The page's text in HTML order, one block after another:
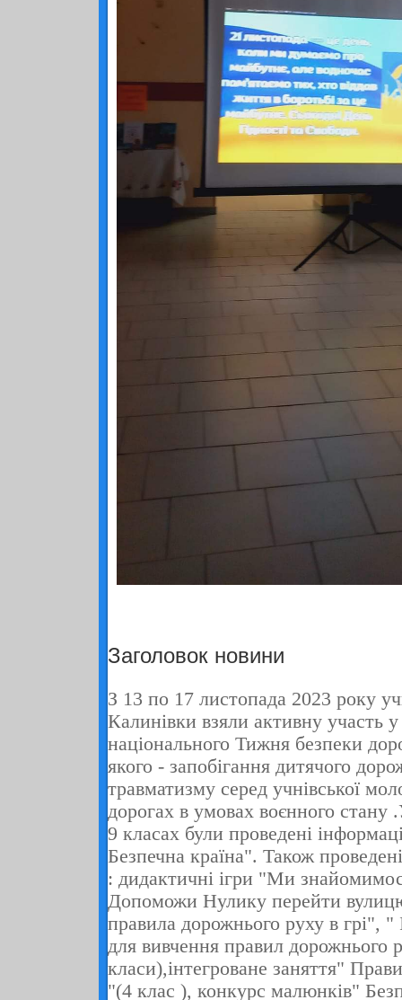
Заголовок новини
З 13 по 17 листопада 2023 року
Калинівки взяли активну участь у
національного Тижня безпеки
якого - запобігання дитячого
травматизму серед учнівської
дорогах в умовах воєнного
9 класах були проведені
Безпечна країна". Також
: дидактичні ігри "Ми
Допоможи Нулику перейти
правила дорожнього руху в грі", "
для вивчення правил дорожнього
класи),інтегроване заняття"
"(4 клас ), конкурс малюнків"